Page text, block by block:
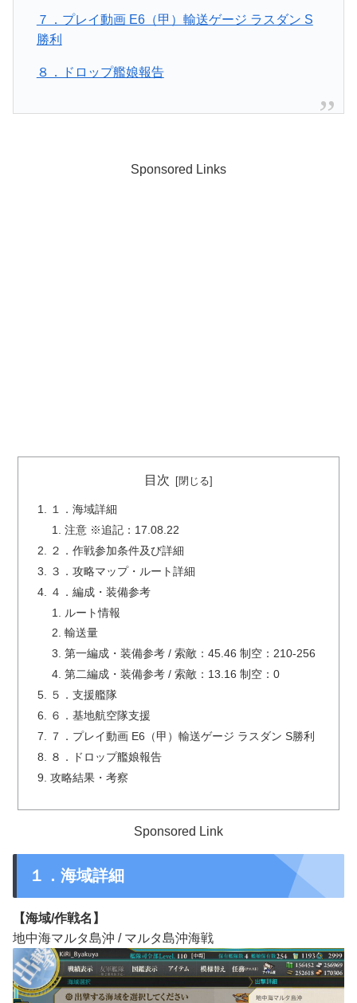
７．プレイ動画 E6（甲）輸送ゲージ ラスダン S
勝利
８．ドロップ艦娘報告
Sponsored Links
目次
１．海域詳細
注意 ※追記：17.08.22
２．作戦参加条件及び詳細
３．攻略マップ・ルート詳細
４．編成・装備参考
ルート情報
輸送量
第一編成・装備参考 / 索敵：45.46 制空：210-256
第二編成・装備参考 / 索敵：13.16 制空：0
５．支援艦隊
６．基地航空隊支援
７．プレイ動画 E6（甲）輸送ゲージ ラスダン S勝利
８．ドロップ艦娘報告
攻略結果・考察
Sponsored Link
１．海域詳細
【海域/作戦名】
地中海マルタ島沖 / マルタ島沖海戦